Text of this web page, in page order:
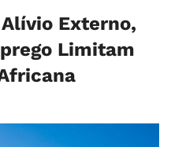
Externo,
Limitam